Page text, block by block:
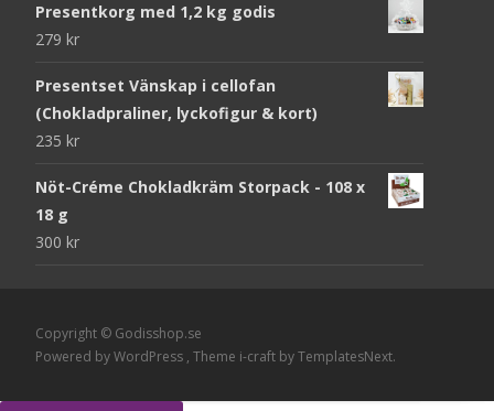
Presentkorg med 1,2 kg godis
279 kr
Presentset Vänskap i cellofan
(Chokladpraliner, lyckofigur & kort)
235 kr
Nöt-Créme Chokladkräm Storpack - 108 x
18 g
300 kr
Copyright © Godisshop.se
Powered by WordPress , Theme i-craft by TemplatesNext.